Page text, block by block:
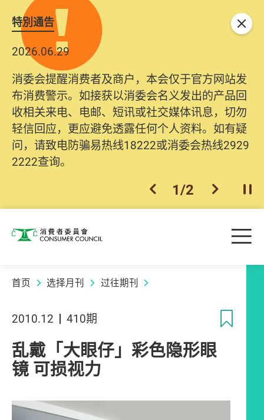
特別通告
2026.06.29
消委会提醒消费者及商户，本会仅于官方网站发
布消费警示。如接获以消委会名义发出的产品回
收相关来电、电邮、短讯或社交媒体讯息，切勿
轻信回应，更应避免透露任何个人资料。如有疑
问，请致电防骗易热线18222或消委会热线2929
2222查询。
上一个
1/2 下一个开
关闭
消费者委员会 目
首页 选择月刊 过往期刊
2010.12 410期
乱戴「大眼仔」彩色隐形眼
镜 可损视力